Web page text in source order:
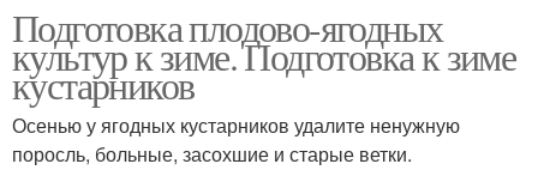
Подготовка плодово-ягодных
культур к зиме. Подготовка к зиме
кустарников
Осенью у ягодных кустарников удалите ненужную
поросль, больные, засохшие и старые ветки.